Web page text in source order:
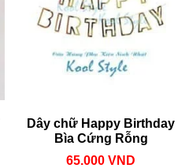
Dây chữ Happy Birthday
Bìa Cứng Rỗng
65.000 VND